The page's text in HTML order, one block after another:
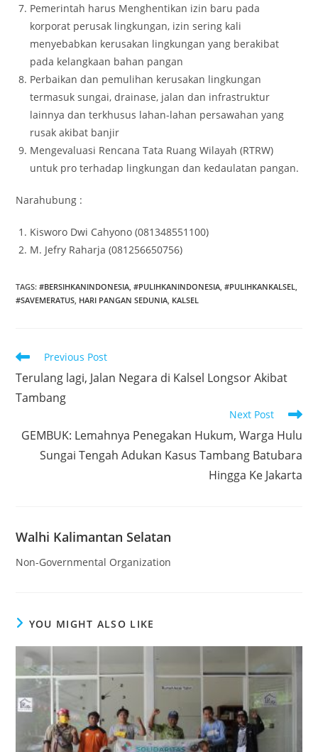
Pemerintah harus Menghentikan izin baru pada
korporat perusak lingkungan, izin sering kali
menyebabkan kerusakan lingkungan yang berakibat
pada kelangkaan bahan pangan
Perbaikan dan pemulihan kerusakan lingkungan
termasuk sungai, drainase, jalan dan infrastruktur
lainnya dan terkhusus lahan-lahan persawahan yang
rusak akibat banjir
Mengevaluasi Rencana Tata Ruang Wilayah (RTRW)
untuk pro terhadap lingkungan dan kedaulatan pangan.
Narahubung :
Kisworo Dwi Cahyono (081348551100)
M. Jefry Raharja (081256650756)
TAGS:#BERSIHKANINDONESIA #PULIHKANINDONESIA #PULIHKANKALSEL
#SAVEMERATUS HARI PANGAN SEDUNIA KALSEL
Read
articles
Previous Post
Terulang lagi, Jalan Negara di Kalsel Longsor Akibat
Tambang
Next Post
GEMBUK: Lemahnya Penegakan Hukum, Warga Hulu
Sungai Tengah Adukan Kasus Tambang Batubara
Hingga Ke Jakarta
Walhi Kalimantan Selatan
Non-Governmental Organization
YOU MIGHT ALSO LIKE